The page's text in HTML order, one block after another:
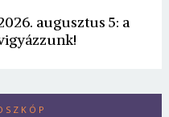
augusztus 5: a